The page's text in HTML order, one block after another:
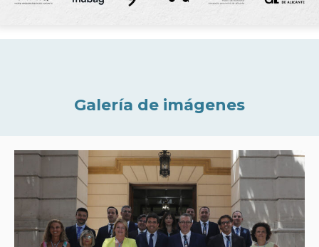
Galería de imágenes